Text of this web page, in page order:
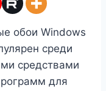
обои Windows
среди
средствами
для